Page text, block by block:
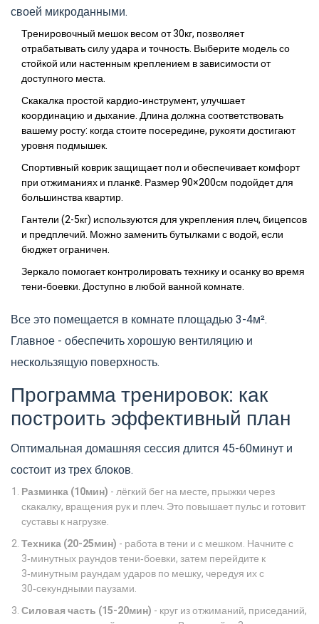
своей микроданными.
Тренировочный мешоквесом от 30кг, позволяет
отрабатывать силу удара и точность. Выберите модель со
стойкой или настенным креплением в зависимости от
доступного места.
Скакалкапростой кардио‑инструмент, улучшает
координацию и дыхание.Длина должна соответствовать
вашему росту: когда стоите посередине, рукояти достигают
уровня подмышек.
Спортивный коврикзащищает пол и обеспечивает комфорт
при отжиманиях и планкe. Размер 90×200см подойдет для
большинства квартир.
Гантели (2-5кг) используются для укрепления плеч, бицепсов
и предплечий. Можно заменить бутылками с водой, если
бюджет ограничен.
Зеркалопомогает контролировать технику и осанку во время
тени‑боевки.Доступно в любой ванной комнате.
Все это помещается в комнате площадью 3-4м².
Главное - обеспечить хорошую вентиляцию и
нескользящую поверхность.
Программа тренировок: как
построить эффективный план
Оптимальная домашняя сессия длится 45-60минут и
состоит из трех блоков.
Разминка (10мин) - лёгкий бег на месте, прыжки через
скакалку, вращения рук и плеч. Это повышает пульс и готовит
суставы к нагрузке.
Техника (20-25мин) - работа в тени и с мешком. Начните с
3‑минутных раундов тени‑боевки, затем перейдите к
3‑минутным раундам ударов по мешку, чередуя их с
30‑секундными паузами.
Силовая часть (15-20мин) - круг из отжиманий, приседаний,